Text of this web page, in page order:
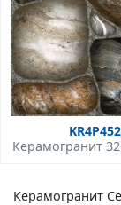
Керамогранит
Керамогранит